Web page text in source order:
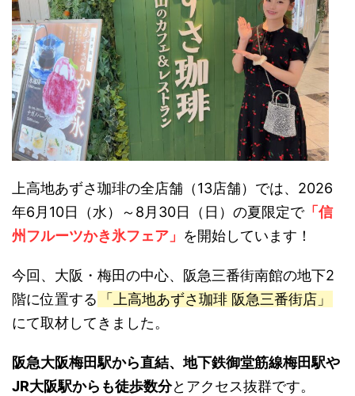
上高地あずさ珈琲の全店舗（13店舗）では、2026
年6月10日（水）～8月30日（日）の夏限定で「信
州フルーツかき氷フェア」 を開始しています！
今回、大阪・梅田の中心、阪急三番街南館の地下2
階に位置する
「上高地あずさ珈琲 阪急三番街店」
にて取材してきました。
阪急大阪梅田駅から直結、地下鉄御堂筋線梅田駅や
JR大阪駅からも徒歩数分とアクセス抜群です。